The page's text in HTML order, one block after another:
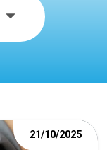
21/10/2025